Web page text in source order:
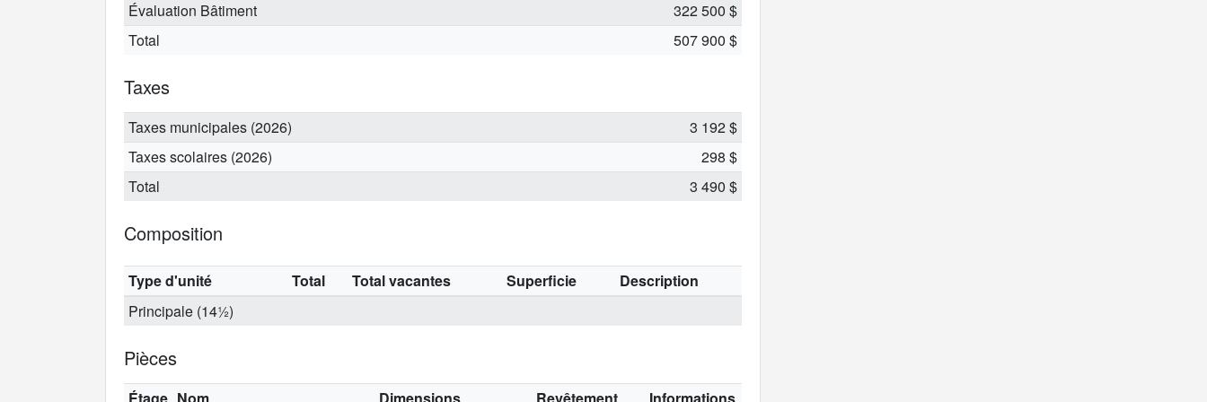
Évaluation Bâtiment
322 500 $
Total
507 900 $
Taxes
Taxes municipales (2026)
3 192 $
Taxes scolaires (2026)
298 $
Total
3 490 $
Composition
Type d'unité Total Total vacantes Superficie
Description
Principale (14½)
Pièces
Étage Nom Dimensions Revêtement Informations